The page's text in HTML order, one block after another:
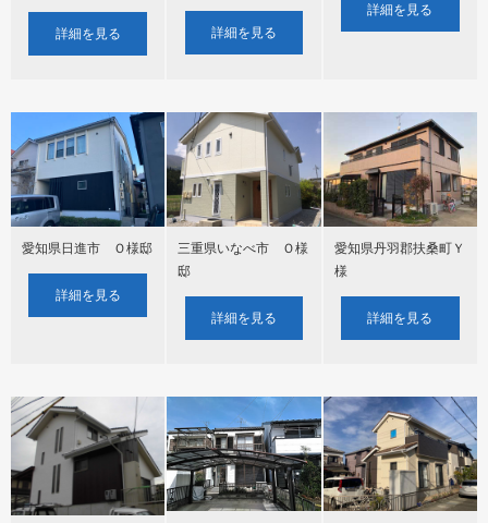
詳細を見る 詳細を見る
詳細を見る
愛知県日進市 Ｏ様邸
詳細を見る
三重県いなべ市 Ｏ様
邸
詳細を見る
愛知県丹羽郡扶桑町Ｙ
様
詳細を見る